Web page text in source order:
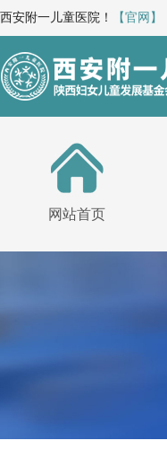
西安附一儿童医院！ 【官网】
网站首页